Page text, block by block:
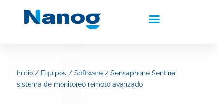
Inicio / Equipos / Software / Sensaphone Sentinel:
sistema de monitoreo remoto avanzado